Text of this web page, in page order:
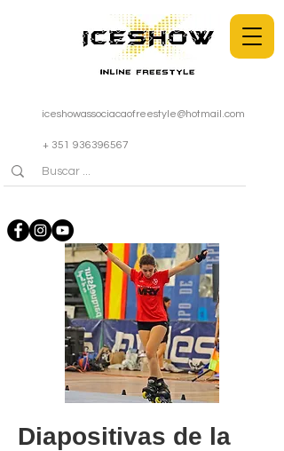
iceshowassociacaofreestyle@hotmail.com
+ 351 936396567
Diapositivas de la